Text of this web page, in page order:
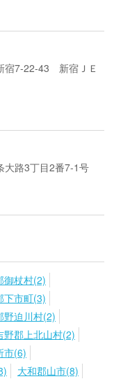
宿7-22-43 新宿ＪＥ
大路3丁目2番7-1号
御杖村(2)
下市町(3)
野迫川村(2)
野郡上北山村(2)
市(6)
大和郡山市(8)